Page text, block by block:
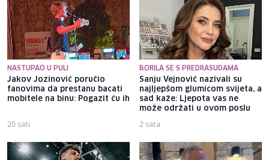
NASTUPAO U PULI
Jakov Jozinović poručio
fanovima da prestanu bacati
mobitele na binu: Pogazit ću ih
20 sati
BORILA SE S PREDRASUDAMA
Sanju Vejnović nazivali su
najljepšom glumicom svijeta, a
sad kaže: Ljepota vas ne
može održati u ovom poslu
2 sata